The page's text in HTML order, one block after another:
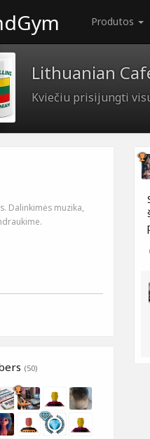
Produtos
Lithuanian
Kviečiu prisijungti
Dalinkimės muzika,
(50)